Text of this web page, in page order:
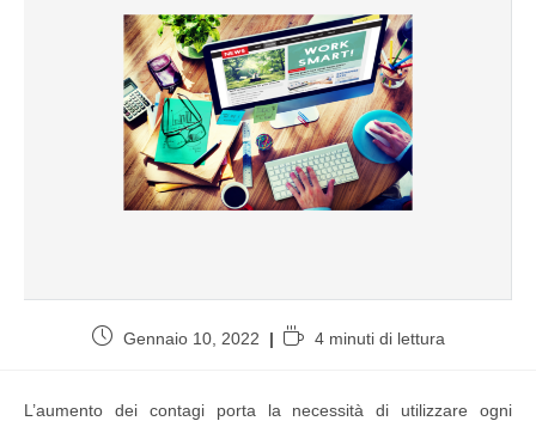
Gennaio 10, 2022 4 minuti di lettura
L’aumento dei contagi porta la necessità di utilizzare ogni